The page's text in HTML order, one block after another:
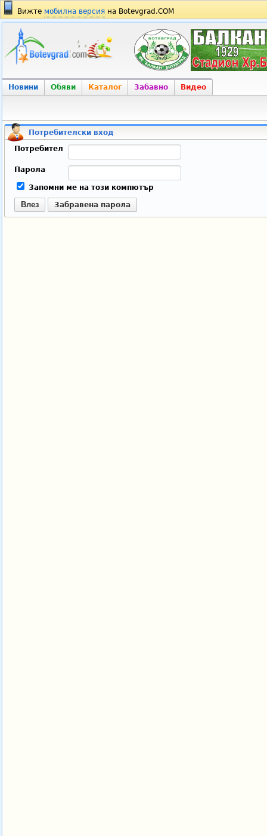
Вижте мобилна версия на Botevgrad.COM
Новини Обяви Каталог Забавно Видео
Потребителски вход
Потребител
Парола
Запомни ме на този компютър
Влез Забравена парола